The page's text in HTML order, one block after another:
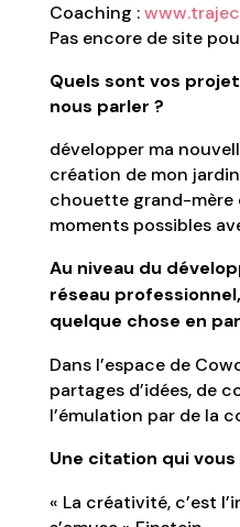
Coaching :
Pas encore de site
Quels sont vos
nous parler ?
développer ma
création de mon
chouette grand-mère
moments possibles
Au niveau du
réseau
quelque chose en
Dans l’espace de
partages d’idées, de
l’émulation par de la
Une citation qui
« La créativité, c’est